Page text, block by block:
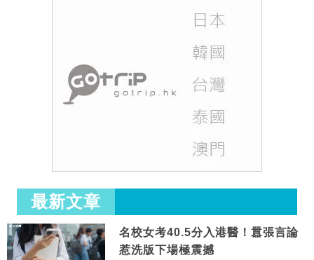
最新文章
名校女考40.5分入港醫！囂張言論
惹洗版下場極震撼